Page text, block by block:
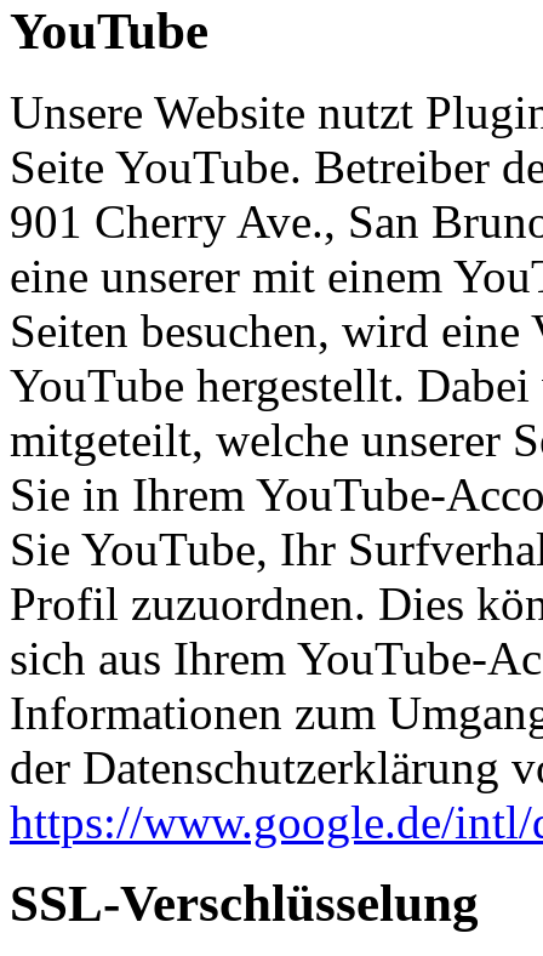
YouTube
Unsere Website nutzt
Seite YouTube. Betreiber
901 Cherry Ave., San
eine unserer mit einem
Seiten besuchen, wird
YouTube hergestellt.
mitgeteilt, welche unserer
Sie in Ihrem YouTube-
Sie YouTube, Ihr
Profil zuzuordnen. Dies
sich aus Ihrem YouTube-
Informationen zum
der Datenschutzerklärung
https://www.google.de/
SSL-Verschlüsselung